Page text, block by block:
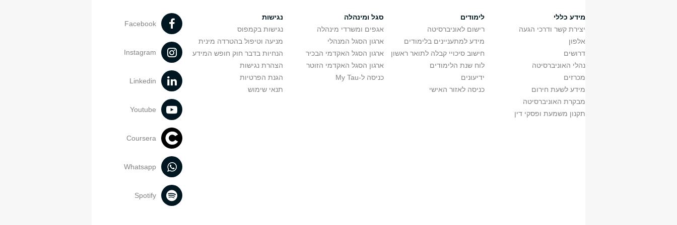
מידע כללי
יצירת קשר ודרכי הגעה
אלפון
דרושים
נהלי האוניברסיטה
מכרזים
מידע לשעת חירום
מבקרת האוניברסיטה
תקנון משמעת ופסקי דין
לימודים
רישום לאוניברסיטה
מידע למתעניינים בלימודים
חישוב סיכויי קבלה לתואר ראשון
לוח שנת הלימודים
ידיעונים
כניסה לאזור האישי
סגל ומינהלה
אגפים ומשרדי מינהלה
ארגון הסגל המנהלי
ארגון הסגל האקדמי הבכיר
ארגון הסגל האקדמי הזוטר
כניסה ל-My Tau
נגישות
נגישות בקמפוס
מניעה וטיפול בהטרדה מינית
הנחיות בדבר חוק חופש המידע
הצהרת נגישות
הגנת הפרטיות
תנאי שימוש
Facebook
Instagram
Linkedin
Youtube
Coursera
Whatsapp
Spotify